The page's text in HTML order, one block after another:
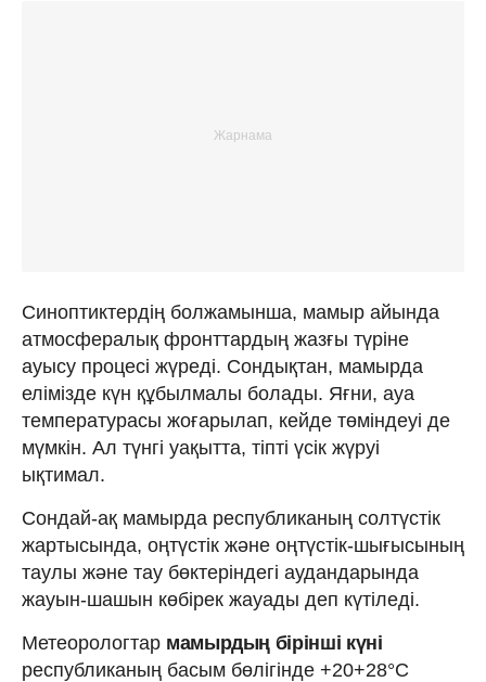
Синоптиктердің болжамынша, мамыр айында
атмосфералық фронттардың жазғы түріне
ауысу процесі жүреді. Сондықтан, мамырда
елімізде күн құбылмалы болады. Яғни, ауа
температурасы жоғарылап, кейде төміндеуі де
мүмкін. Ал түнгі уақытта, тіпті үсік жүруі
ықтимал.
Сондай-ақ мамырда республиканың солтүстік
жартысында, оңтүстік және оңтүстік-шығысының
таулы және тау бөктеріндегі аудандарында
жауын-шашын көбірек жауады деп күтіледі.
Метеорологтар мамырдың бірінші күні
республиканың басым бөлігінде +20+28°С